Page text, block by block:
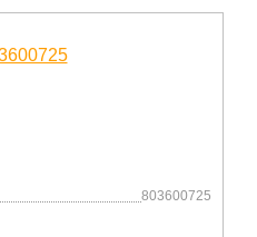
803600725